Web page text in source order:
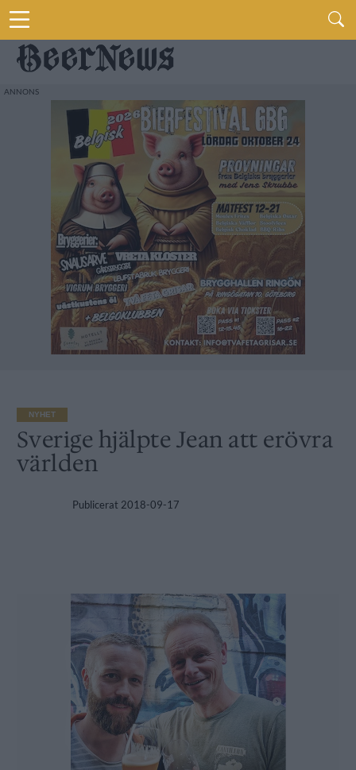
NYHET
Sverige hjälpte Jean att erövra
världen
Publicerat 2018-09-17